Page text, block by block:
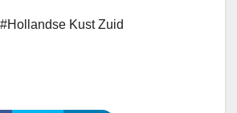
#Hollandse Kust Zuid